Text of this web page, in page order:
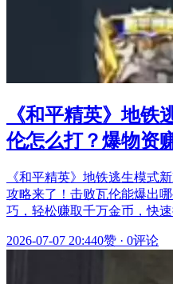
《和平精英》地铁
伦怎么打？爆物资
《和平精英》地铁逃生模式
攻略来了！击败瓦伦能爆出
巧，轻松赚取千万金币，快速
2026-07-07 20:440赞 · 0评论